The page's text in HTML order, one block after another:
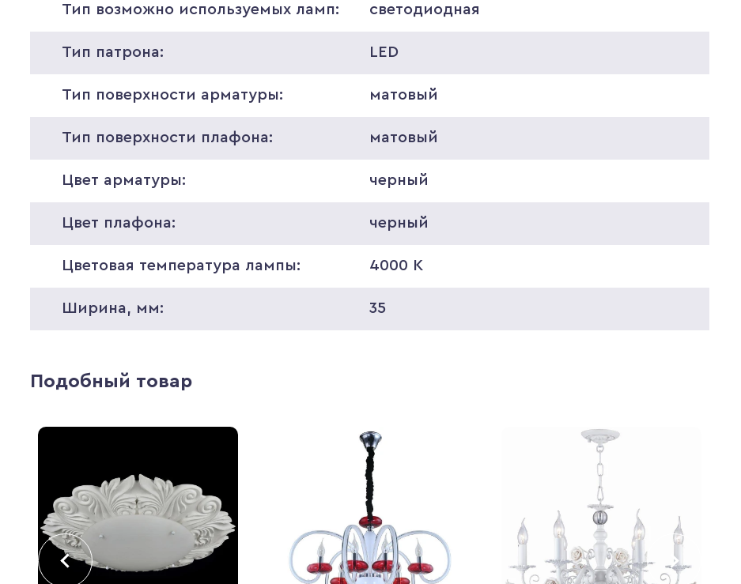
Тип возможно используемых ламп: светодиодная
Тип патрона: LED
Тип поверхности арматуры: матовый
Тип поверхности плафона: матовый
Цвет арматуры: черный
Цвет плафона: черный
Цветовая температура лампы: 4000 K
Ширина, мм: 35
Подобный товар